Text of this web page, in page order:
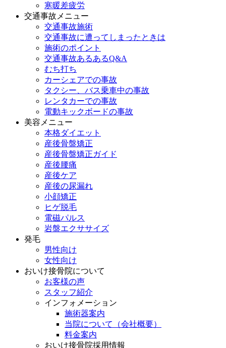
寒暖差疲労
交通事故メニュー
交通事故施術
交通事故に遭ってしまったときは
施術のポイント
交通事故あるあるQ&A
むち打ち
カーシェアでの事故
タクシー、バス乗車中の事故
レンタカーでの事故
電動キックボードの事故
美容メニュー
本格ダイエット
産後骨盤矯正
産後骨盤矯正ガイド
産後腰痛
産後ケア
産後の尿漏れ
小顔矯正
ヒゲ脱毛
電磁パルス
岩盤エクササイズ
発毛
男性向け
女性向け
おいけ接骨院について
お客様の声
スタッフ紹介
インフォメーション
施術器案内
当院について（会社概要）
料金案内
おいけ接骨院採用情報